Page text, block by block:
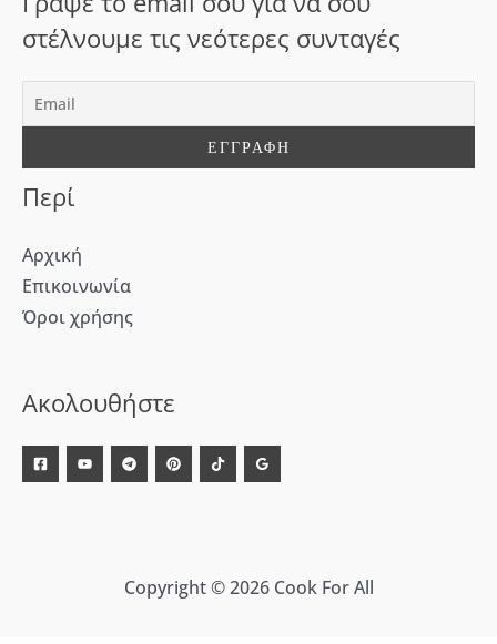
α
στέλνουμε τις νεότερες συνταγές
Περί
Αρχική
Επικοινωνία
Όροι χρήσης
Ακολουθήστε
Copyright © 2026 Cook For All